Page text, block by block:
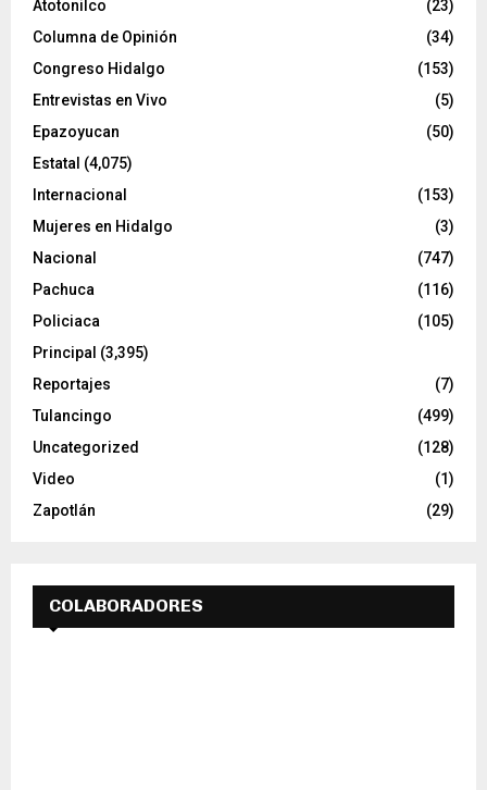
Atotonilco
(23)
Columna de Opinión
(34)
Congreso Hidalgo
(153)
Entrevistas en Vivo
(5)
Epazoyucan
(50)
Estatal (4,075)
Internacional
(153)
Mujeres en Hidalgo
(3)
Nacional
(747)
Pachuca
(116)
Policiaca
(105)
Principal (3,395)
Reportajes
(7)
Tulancingo
(499)
Uncategorized
(128)
Video
(1)
Zapotlán
(29)
COLABORADORES